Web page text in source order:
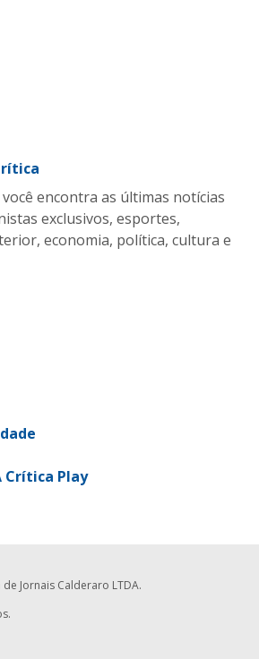
encontra as últimas notícias
exclusivos, esportes,
economia, política, cultura e
Crítica Play
Jornais Calderaro LTDA.